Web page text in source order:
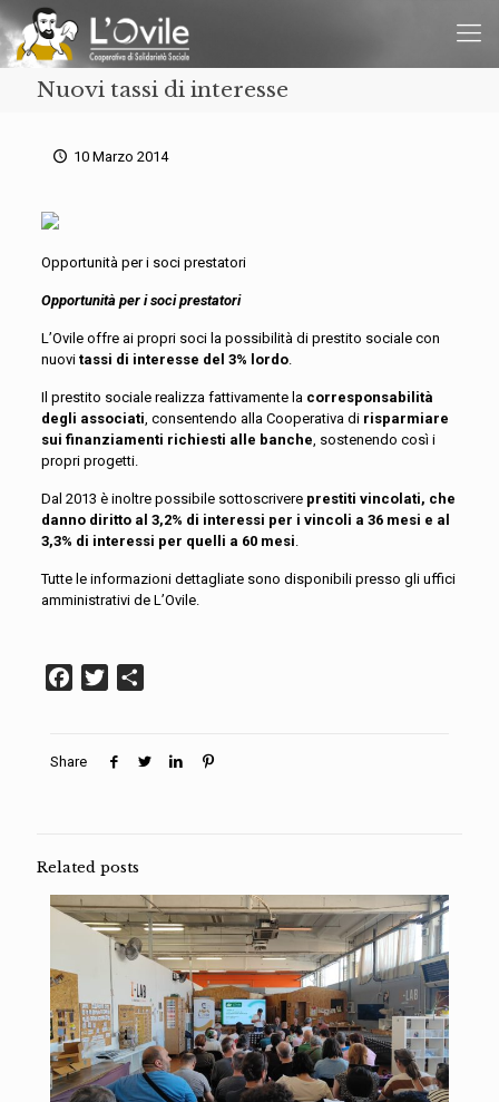
Nuovi tassi di interesse
10 Marzo 2014
Opportunità per i soci prestatori
Opportunità per i soci prestatori
L’Ovile offre ai propri soci la possibilità di prestito sociale con
nuovi tassi di interesse del 3% lordo.
Il prestito sociale realizza fattivamente la corresponsabilità
degli associati, consentendo alla Cooperativa di risparmiare
sui finanziamenti richiesti alle banche, sostenendo così i
propri progetti.
Dal 2013 è inoltre possibile sottoscrivere prestiti vincolati, che
danno diritto al 3,2% di interessi per i vincoli a 36 mesi e al
3,3% di interessi per quelli a 60 mesi.
Tutte le informazioni dettagliate sono disponibili presso gli uffici
amministrativi de L’Ovile.
Facebook
Twitter
Share
Related posts